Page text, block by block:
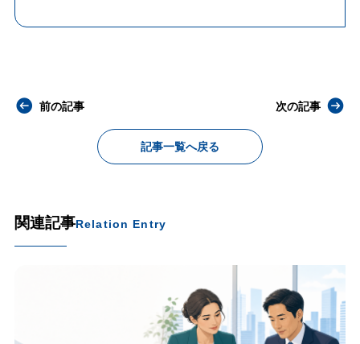
前の記事
記事一覧へ戻る
次の記事
関連記事Relation Entry